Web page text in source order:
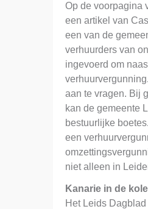
Op de voorpagina
een artikel van
een van de
verhuurders van
ingevoerd om
aan te vragen. Bij
kan de gemeente
bestuurlijke
een
niet alleen in
Kanarie in de
Het Leids